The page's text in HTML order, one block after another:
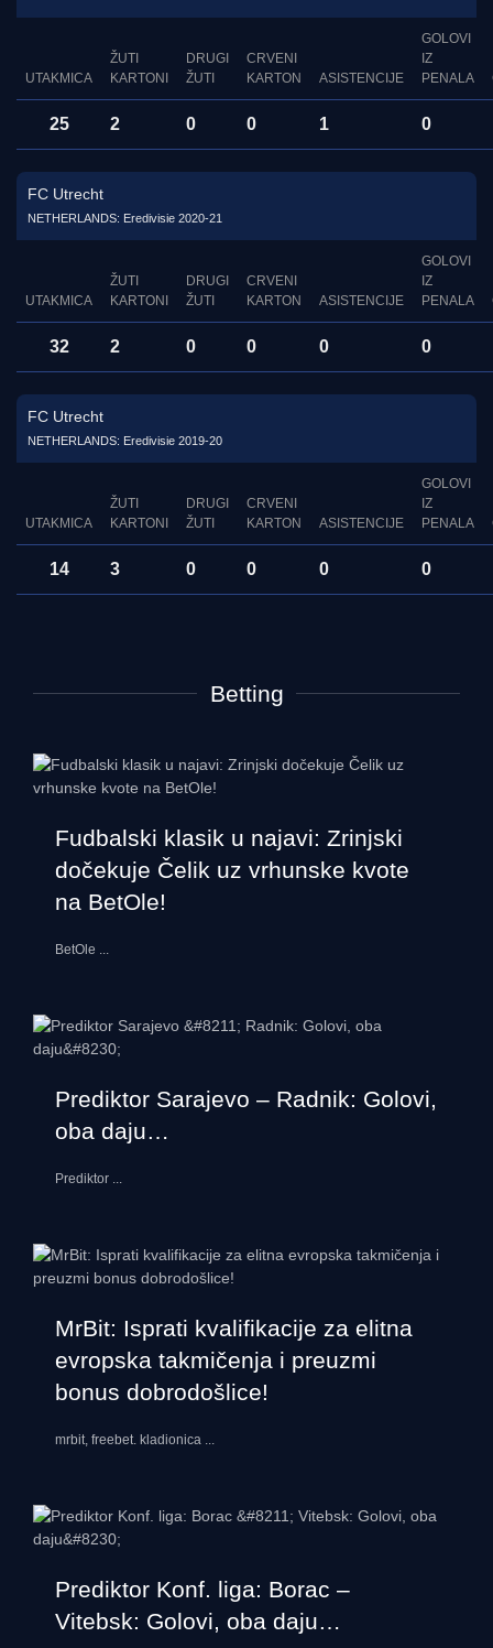
UTAKMICA
ŽUTI
KARTONI
DRUGI
ŽUTI
CRVENI
KARTON
ASISTENCIJE
GOLOVI
IZ
PENALA
25 2 0 0 1 0
FC Utrecht
NETHERLANDS: Eredivisie 2020-21
UTAKMICA
ŽUTI
KARTONI
DRUGI
ŽUTI
CRVENI
KARTON
ASISTENCIJE
GOLOVI
IZ
PENALA
32 2 0 0 0 0
FC Utrecht
NETHERLANDS: Eredivisie 2019-20
UTAKMICA
ŽUTI
KARTONI
DRUGI
ŽUTI
CRVENI
KARTON
ASISTENCIJE
GOLOVI
IZ
PENALA
14 3 0 0 0 0
Betting
Fudbalski klasik u najavi: Zrinjski
dočekuje Čelik uz vrhunske kvote
na BetOle!
BetOle ...
Prediktor Sarajevo – Radnik: Golovi,
oba daju…
Prediktor ...
MrBit: Isprati kvalifikacije za elitna
evropska takmičenja i preuzmi
bonus dobrodošlice!
mrbit, freebet. kladionica ...
Prediktor Konf. liga: Borac –
Vitebsk: Golovi, oba daju…